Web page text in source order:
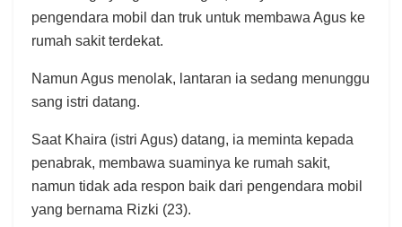
pengendara mobil dan truk untuk membawa Agus ke
rumah sakit terdekat.
Namun Agus menolak, lantaran ia sedang menunggu
sang istri datang.
Saat Khaira (istri Agus) datang, ia meminta kepada
penabrak, membawa suaminya ke rumah sakit,
namun tidak ada respon baik dari pengendara mobil
yang bernama Rizki (23).